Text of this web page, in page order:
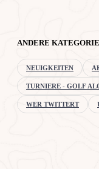
ANDERE
NEUIGKEITEN
TURNIERE - GOLF
WER TWITTERT